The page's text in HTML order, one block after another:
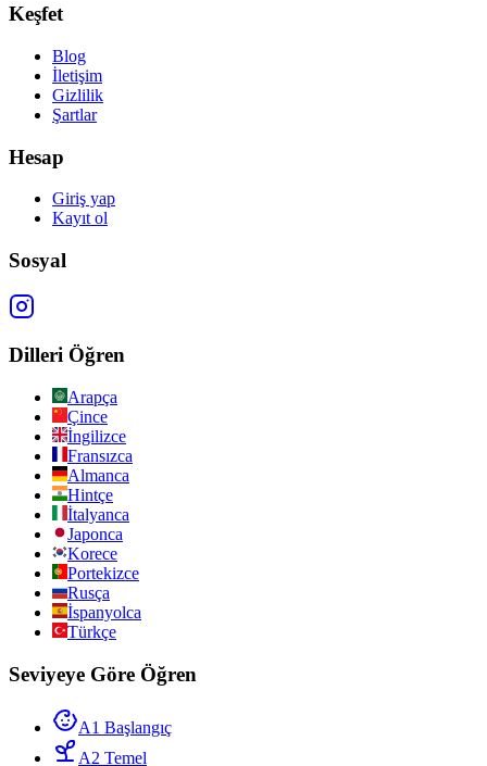
Keşfet
Blog
İletişim
Gizlilik
Şartlar
Hesap
Giriş yap
Kayıt ol
Sosyal
Dilleri Öğren
Arapça
Çince
İngilizce
Fransızca
Almanca
Hintçe
İtalyanca
Japonca
Korece
Portekizce
Rusça
İspanyolca
Türkçe
Seviyeye Göre Öğren
A1 Başlangıç
A2 Temel